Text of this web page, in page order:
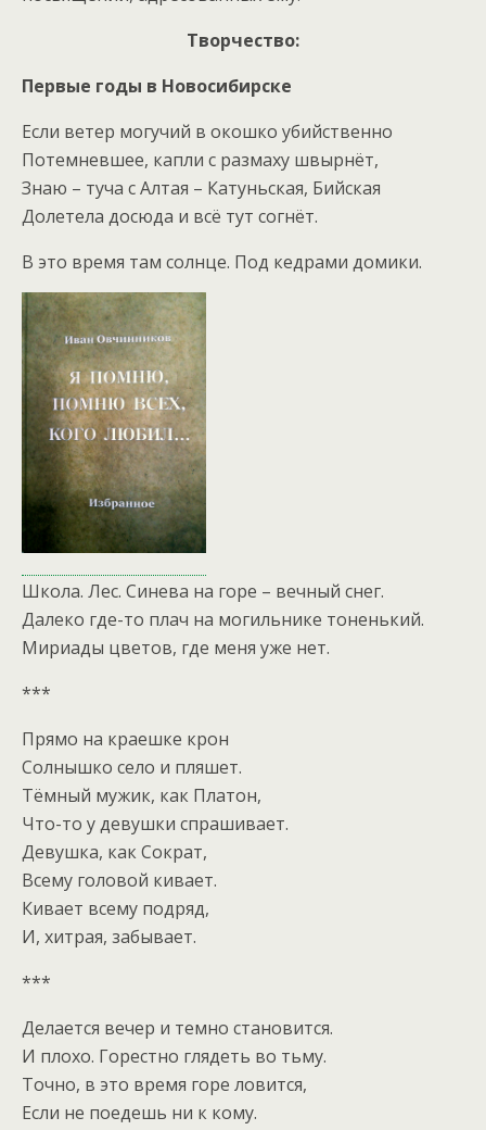
Творчество:
Первые годы в Новосибирске
Если ветер могучий в окошко убийственно
Потемневшее, капли с размаху швырнёт,
Знаю – туча с Алтая – Катуньская, Бийская
Долетела досюда и всё тут согнёт.
В это время там солнце. Под кедрами домики.
Школа. Лес. Синева на горе – вечный снег.
Далеко где-то плач на могильнике тоненький.
Мириады цветов, где меня уже нет.
***
Прямо на краешке крон
Солнышко село и пляшет.
Тёмный мужик, как Платон,
Что-то у девушки спрашивает.
Девушка, как Сократ,
Всему головой кивает.
Кивает всему подряд,
И, хитрая, забывает.
***
Делается вечер и темно становится.
И плохо. Горестно глядеть во тьму.
Точно, в это время горе ловится,
Если не поедешь ни к кому.